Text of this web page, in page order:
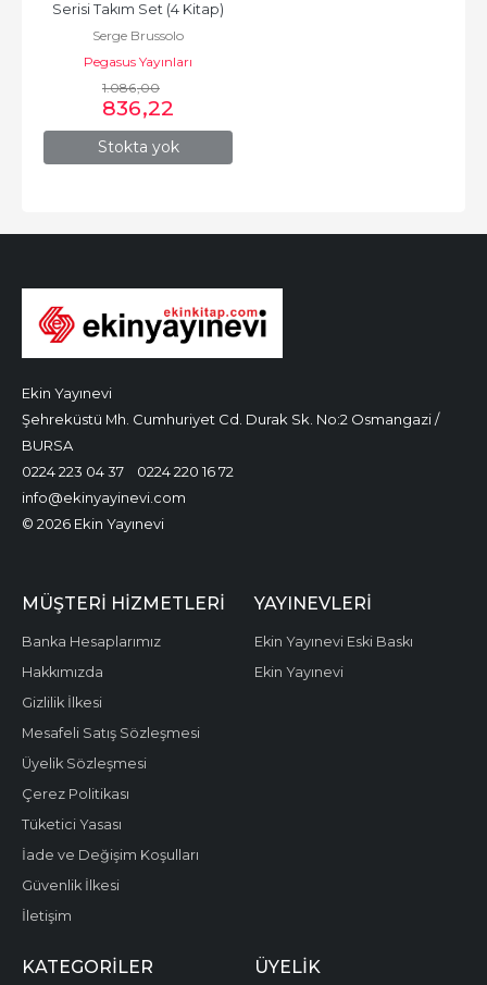
Stokta yok
Serisi Takım Set (4 Kitap)
Serge Brussolo
Pegasus Yayınları
1.086,00
836,22
Ekin Yayınevi
Şehreküstü Mh. Cumhuriyet Cd. Durak Sk. No:2 Osmangazi /
BURSA
0224 223 04 37
0224 220 16 72
info@ekinyayinevi.com
© 2026 Ekin Yayınevi
MÜŞTERI HIZMETLERI
Banka Hesaplarımız
Hakkımızda
Gizlilik İlkesi
Mesafeli Satış Sözleşmesi
Üyelik Sözleşmesi
Çerez Politikası
Tüketici Yasası
İade ve Değişim Koşulları
Güvenlik İlkesi
İletişim
YAYINEVLERI
Ekin Yayınevi Eski Baskı
Ekin Yayınevi
KATEGORILER ÜYELIK